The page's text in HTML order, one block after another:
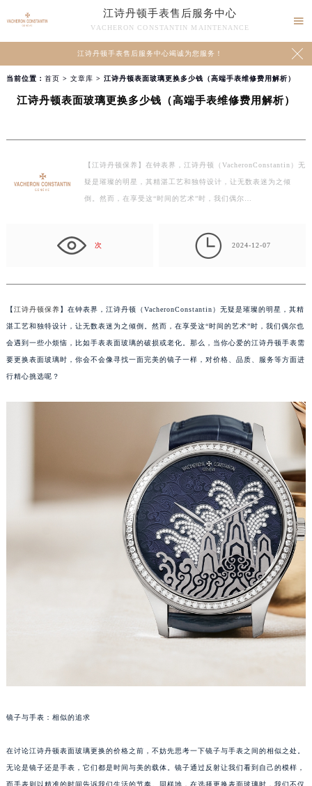
江诗丹顿手表售后服务中心
VACHERON CONSTANTIN MAINTENANCE

江诗丹顿手表售后服务中心竭诚为您服务！ 
当前位置： 首页 > 文章库 > 江诗丹顿表面玻璃更换多少钱（高端手表维修费用解析）
江诗丹顿表面玻璃更换多少钱（高端手表维修费用解析）
【江诗丹顿保养】在钟表界，江诗丹顿（VacheronConstantin）无
疑是璀璨的明星，其精湛工艺和独特设计，让无数表迷为之倾
倒。然而，在享受这“时间的艺术”时，我们偶尔…
次  2024-12-07
【江诗丹顿保养】在钟表界，江诗丹顿（VacheronConstantin）无疑是璀璨的明星，其精
湛工艺和独特设计，让无数表迷为之倾倒。然而，在享受这“时间的艺术”时，我们偶尔也
会遇到一些小烦恼，比如手表表面玻璃的破损或老化。那么，当你心爱的江诗丹顿手表需
要更换表面玻璃时，你会不会像寻找一面完美的镜子一样，对价格、品质、服务等方面进
行精心挑选呢？
镜子与手表：相似的追求
在讨论江诗丹顿表面玻璃更换的价格之前，不妨先思考一下镜子与手表之间的相似之处。
无论是镜子还是手表，它们都是时间与美的载体。镜子通过反射让我们看到自己的模样，